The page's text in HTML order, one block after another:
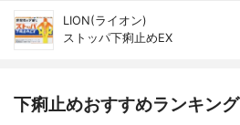
LION(ライオン)
ストッパ下痢止めEX
下痢止めおすすめランキング